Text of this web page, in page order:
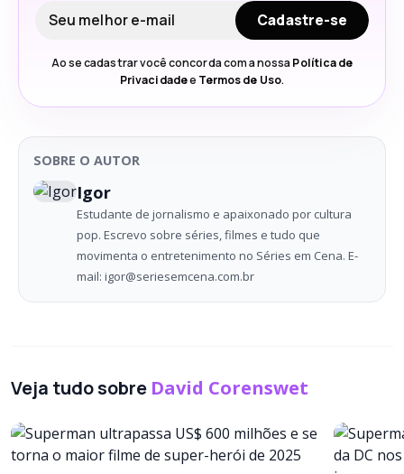
Seu e-mail
Cadastre-se
Ao se cadastrar você concorda com a nossa Política de
Privacidadee Termos de Uso.
SOBRE O AUTOR
Igor
Estudante de jornalismo e apaixonado por cultura
pop. Escrevo sobre séries, filmes e tudo que
movimenta o entretenimento no Séries em Cena. E-
mail: igor@seriesemcena.com.br
Veja tudo sobre David Corenswet